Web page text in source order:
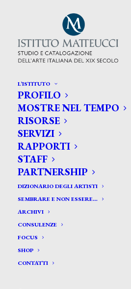
L’ISTITUTO
PROFILO
MOSTRE NEL TEMPO
RISORSE
SERVIZI
RAPPORTI
STAFF
PARTNERSHIP
DIZIONARIO DEGLI ARTISTI
SEMBRARE E NON ESSERE…
ARCHIVI
CONSULENZE
FOCUS
SHOP
CONTATTI
CERCA TRA GLI ARTISTI:
Search
for:
Biörck Oscar